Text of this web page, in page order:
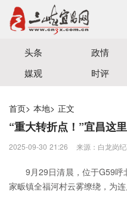
宜昌三峡融媒体中心主办
头条 政情
媒观
时评
首页> 本地> 正文
“重大转折点！”宜昌这
2025-09-30 21:26 来源：白龙岗
9月29日清晨，位于G59
家畈镇全福河村云雾缭绕，为连